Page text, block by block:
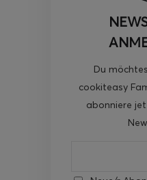
Du
cookiteasy
abonniere